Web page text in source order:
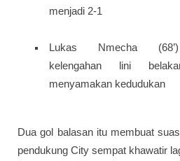
menjadi 2-1
Lukas Nmecha (68’)
kelengahan lini
menyamakan kedudukan
Dua gol balasan itu membuat
pendukung City sempat khawatir